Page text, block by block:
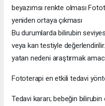
beyazımsı renkte olması
yeniden ortaya çıkması
Bu durumlarda bilirubin
veya kan testiyle
yatan nedeni araştırmak
Fototerapi en etkili tedavi
Tedavi kararı; bebeğin